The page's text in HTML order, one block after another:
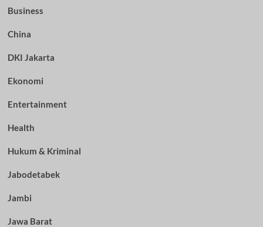
Business
China
DKI Jakarta
Ekonomi
Entertainment
Health
Hukum & Kriminal
Jabodetabek
Jambi
Jawa Barat